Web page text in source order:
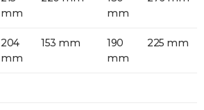
mm
mm
204
mm
153 mm
190
mm
225 mm